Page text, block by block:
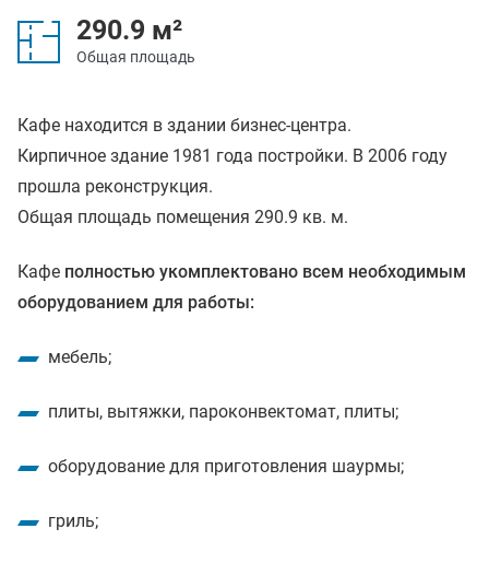
290.9 м²
Общая площадь
Кафе находится в здании бизнес-центра.
Кирпичное здание 1981 года постройки. В 2006 году
прошла реконструкция.
Общая площадь помещения 290.9 кв. м.
Кафе полностью укомплектовано всем необходимым
оборудованием для работы:
мебель;
плиты, вытяжки, пароконвектомат, плиты;
оборудование для приготовления шаурмы;
гриль;